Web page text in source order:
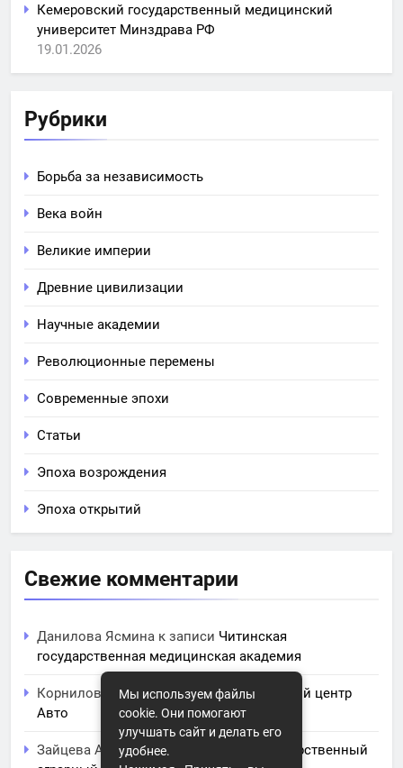
Кемеровский государственный медицинский
университет Минздрава РФ
19.01.2026
Рубрики
Борьба за независимость
Века войн
Великие империи
Древние цивилизации
Научные академии
Революционные перемены
Современные эпохи
Статьи
Эпоха возрождения
Эпоха открытий
Свежие комментарии
Данилова Ясмина к записи Читинская
государственная медицинская академия
Корнилова Анитак записиЧПОУ Учебный центр
Авто
Зайцева Аринак записи
Курский государственный
Мы используем файлы
cookie. Они помогают
улучшать сайт и делать его
удобнее.